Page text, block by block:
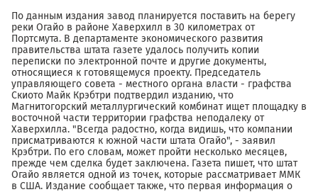
По данным издания завод планируется поставить на берегу
реки Огайо в районе Хаверхилл в 30 километрах от
Портсмута. В департаменте экономического развития
правительства штата газете удалось получить копии
переписки по электронной почте и другие документы,
относящиеся к готовящемуся проекту. Председатель
управляющего совета - местного органа власти - графства
Скиото Майк Крэбтри подтвердил изданию, что
Магнитогорский металлургический комбинат ищет площадку в
восточной части территории графства неподалеку от
Хаверхилла. "Всегда радостно, когда видишь, что компании
присматриваются к южной части штата Огайо", - заявил
Крэбтри. По его словам, может пройти несколько месяцев,
прежде чем сделка будет заключена. Газета пишет, что штат
Огайо является одной из точек, которые рассматривает ММК
в США. Издание сообщает также, что первая информация о